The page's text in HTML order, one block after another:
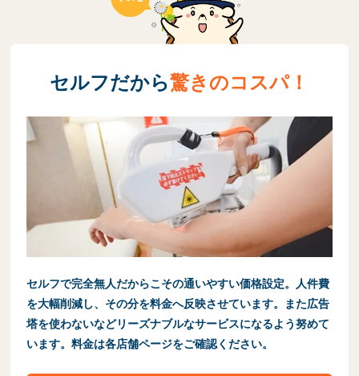
セルフだから驚きのコスパ！
セルフで完全無人だからこその通いやすい価格設定。人件費
を大幅削減し、その分を料金へ反映させています。また広告
塔を使わないなどリーズナブルなサービスになるよう努めて
います。料金は各店舗ページをご確認ください。